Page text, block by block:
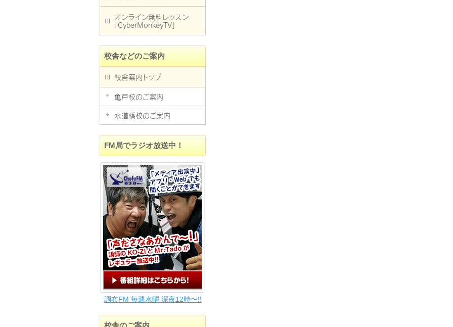
オンライン無料レッスン
「CyberMonkeyTV」
校舎などのご案内
校舎案内トップ
亀戸校のご案内
水道橋校のご案内
FM局でラジオ放送中！
調布FM 毎週水曜 深夜12時〜!!
校舎のご案内